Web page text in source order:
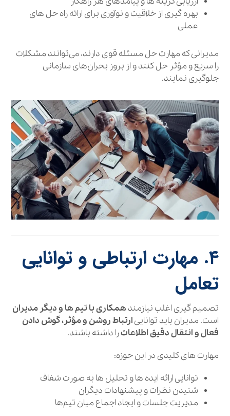
بهره‌ گیری از خلاقیت و نوآوری برای ارائه راه‌ حل‌ های
عملی
مدیرانی که مهارت حل مسئله قوی دارند، می‌توانند مشکلات
را سریع و مؤثر حل کنند و از بروز بحران‌های سازمانی
جلوگیری نمایند.
۴. مهارت ارتباطی و توانایی
تعامل
تصمیم‌ گیری اغلب نیازمند همکاری با تیم‌ ها و دیگر مدیران
است. مدیران باید تواناییارتباط روشن و مؤثر، گوش دادن
فعال و انتقال دقیق اطلاعاترا داشته باشند.
مهارت‌ های کلیدی در این حوزه:
توانایی ارائه ایده‌ ها و تحلیل‌ ها به صورت شفاف
شنیدن نظرات و پیشنهادات دیگران
مدیریت جلسات و ایجاد اجماع میان تیم‌ها